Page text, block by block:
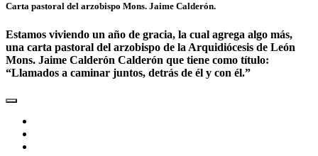
Carta pastoral del arzobispo Mons. Jaime Calderón.
Estamos viviendo un año de gracia, la cual agrega algo más,
una carta pastoral del arzobispo de la Arquidiócesis de León
Mons. Jaime Calderón Calderón que tiene como título:
“Llamados a caminar juntos, detrás de él y con él.”